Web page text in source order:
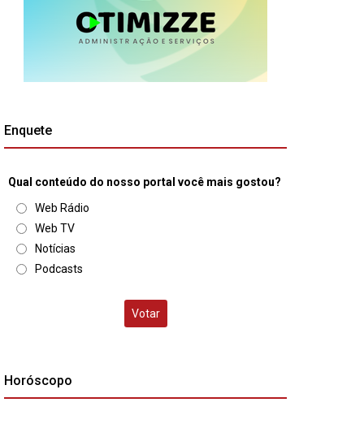
Enquete
Qual conteúdo do nosso portal você mais gostou?
Web Rádio
Web TV
Notícias
Podcasts
Votar
Horóscopo